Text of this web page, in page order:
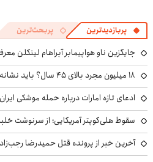
پربازدیدترین پربحث‌ترین
جایگزین ناو هواپیمابر آبراهام لینکلن
۱۸ میلیون مجرد بالای ۴۵ سال؟ باید نشانه‌های بحران اجتماعی را جدی گرفت
ادعای تازه امارات درباره حمله موشکی ایران
سقوط هلی‌کوپتر آمریکایی؛ از سرنوشت
آخرین خبر از پرونده قتل حمیدرضا